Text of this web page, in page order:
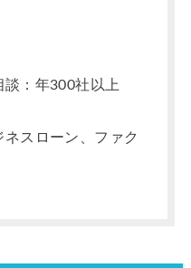
談：年300社以上
ネスローン、ファク